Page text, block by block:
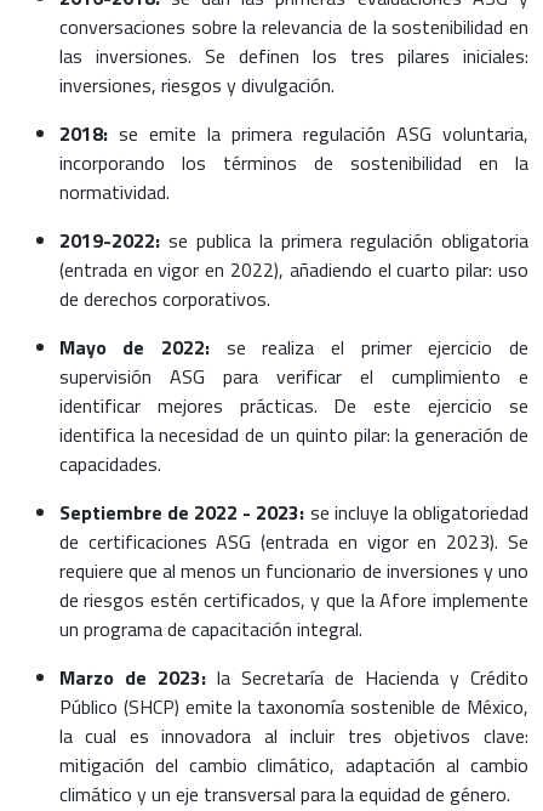
conversaciones sobre la relevancia de la sostenibilidad en
las inversiones. Se definen los tres pilares iniciales:
inversiones, riesgos y divulgación.
2018: se emite la primera regulación ASG voluntaria,
incorporando los términos de sostenibilidad en la
normatividad.
2019-2022:se publica la primera regulación obligatoria
(entrada en vigor en 2022), añadiendo el cuarto pilar: uso
de derechos corporativos.
Mayo de 2022: se realiza el primer ejercicio de
supervisión ASG para verificar el cumplimiento e
identificar mejores prácticas. De este ejercicio se
identifica la necesidad de un quinto pilar: la generación de
capacidades.
Septiembre de 2022 - 2023: se incluye la obligatoriedad
de certificaciones ASG (entrada en vigor en 2023). Se
requiere que al menos un funcionario de inversiones y uno
de riesgos estén certificados, y que la Afore implemente
un programa de capacitación integral.
Marzo de 2023: la Secretaría de Hacienda y Crédito
Público (SHCP) emite la taxonomía sostenible de México,
la cual es innovadora al incluir tres objetivos clave:
mitigación del cambio climático, adaptación al cambio
climático y un eje transversal para la equidad de género.